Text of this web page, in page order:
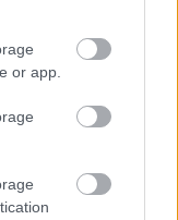
or app.